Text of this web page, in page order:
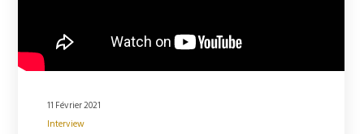
11 Février 2021
Interview